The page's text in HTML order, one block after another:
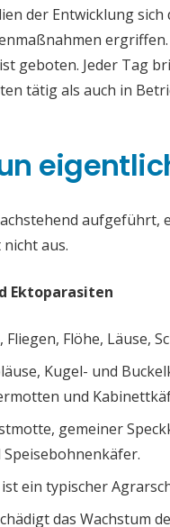
der Entwicklung
geboten. Jeder Tag
tätig als auch in
aus.
Ektoparasiten
Fliegen, Flöhe, Läuse,
Kugel- und
und
gemeiner
ein typischer
das Wachstum